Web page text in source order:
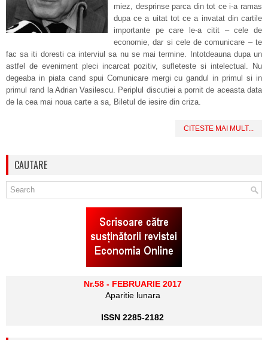
miez, desprinse parca din tot ce i-a ramas
dupa ce a uitat tot ce a invatat din cartile
importante pe care le-a citit – cele de
economie, dar si cele de comunicare – te
fac sa iti doresti ca interviul sa nu se mai termine. Intotdeauna dupa un
astfel de eveniment pleci incarcat pozitiv, sufleteste si intelectual. Nu
degeaba in piata cand spui Comunicare mergi cu gandul in primul si in
primul rand la Adrian Vasilescu. Periplul discutiei a pornit de aceasta data
de la cea mai noua carte a sa, Biletul de iesire din criza.
CITESTE MAI MULT...
CAUTARE
Nr.58 - FEBRUARIE 2017
Aparitie lunara
ISSN 2285-2182